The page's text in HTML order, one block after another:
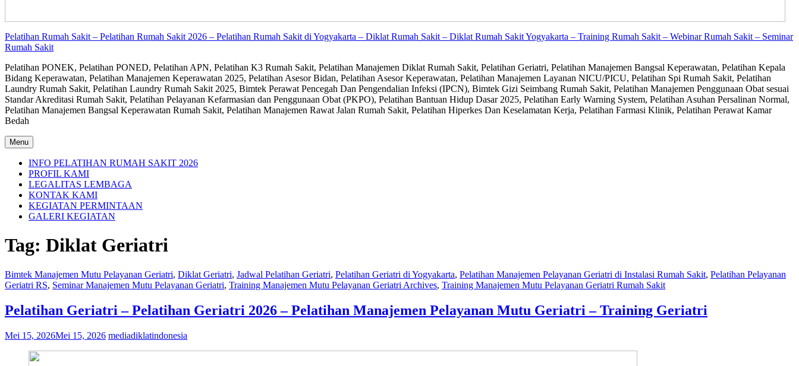
Pelatihan Rumah Sakit – Pelatihan Rumah Sakit 2026 – Pelatihan Rumah Sakit di Yogyakarta – Diklat Rumah Sakit – Diklat Rumah Sakit Yogyakarta – Training Rumah Sakit – Webinar Rumah Sakit – Seminar
Rumah Sakit
Pelatihan PONEK, Pelatihan PONED, Pelatihan APN, Pelatihan K3 Rumah Sakit, Pelatihan Manajemen Diklat Rumah Sakit, Pelatihan Geriatri, Pelatihan Manajemen Bangsal Keperawatan, Pelatihan Kepala
Bidang Keperawatan, Pelatihan Manajemen Keperawatan 2025, Pelatihan Asesor Bidan, Pelatihan Asesor Keperawatan, Pelatihan Manajemen Layanan NICU/PICU, Pelatihan Spi Rumah Sakit, Pelatihan
Laundry Rumah Sakit, Pelatihan Laundry Rumah Sakit 2025, Bimtek Perawat Pencegah Dan Pengendalian Infeksi (IPCN), Bimtek Gizi Seimbang Rumah Sakit, Pelatihan Manajemen Penggunaan Obat sesuai
Standar Akreditasi Rumah Sakit, Pelatihan Pelayanan Kefarmasian dan Penggunaan Obat (PKPO), Pelatihan Bantuan Hidup Dasar 2025, Pelatihan Early Warning System, Pelatihan Asuhan Persalinan Normal,
Pelatihan Manajemen Bangsal Keperawatan Rumah Sakit, Pelatihan Manajemen Rawat Jalan Rumah Sakit, Pelatihan Hiperkes Dan Keselamatan Kerja, Pelatihan Farmasi Klinik, Pelatihan Perawat Kamar
Bedah
Menu
INFO PELATIHAN RUMAH SAKIT 2026
PROFIL KAMI
LEGALITAS LEMBAGA
KONTAK KAMI
KEGIATAN PERMINTAAN
GALERI KEGIATAN
Tag: Diklat Geriatri
Bimtek Manajemen Mutu Pelayanan Geriatri, Diklat Geriatri, Jadwal Pelatihan Geriatri, Pelatihan Geriatri di Yogyakarta, Pelatihan Manajemen Pelayanan Geriatri di Instalasi Rumah Sakit, Pelatihan Pelayanan
Geriatri RS, Seminar Manajemen Mutu Pelayanan Geriatri, Training Manajemen Mutu Pelayanan Geriatri Archives, Training Manajemen Mutu Pelayanan Geriatri Rumah Sakit
Pelatihan Geriatri – Pelatihan Geriatri 2026 – Pelatihan Manajemen Pelayanan Mutu Geriatri – Training Geriatri
Mei 15, 2026Mei 15, 2026 mediadiklatindonesia